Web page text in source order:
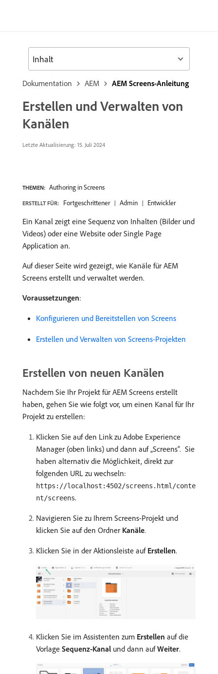
Dokumentation AEM AEM Screens-Anleitung
Erstellen und Verwalten von
Kanälen
Letzte Aktualisierung: 15. Juli 2024
THEMEN: Authoring in Screens
ERSTELLT FÜR: Fortgeschrittener Admin Entwickler
Ein Kanal zeigt eine Sequenz von Inhalten (Bilder und
Videos) oder eine Website oder Single Page
Application an.
Auf dieser Seite wird gezeigt, wie Kanäle für AEM
Screens erstellt und verwaltet werden.
Voraussetzungen:
Konfigurieren und Bereitstellen von Screens
Erstellen und Verwalten von Screens-Projekten
Erstellen von neuen Kanälen
Nachdem Sie Ihr Projekt für AEM Screens erstellt
haben, gehen Sie wie folgt vor, um einen Kanal für Ihr
Projekt zu erstellen:
Klicken Sie auf den Link zu Adobe Experience
Manager (oben links) und dann auf „Screens“. Sie
haben alternativ die Möglichkeit, direkt zur
folgenden URL zu wechseln:
https://localhost:4502/screens.html/conte
nt/screens.
Navigieren Sie zu Ihrem Screens-Projekt und
klicken Sie auf den Ordner Kanäle.
Klicken Sie in der Aktionsleiste auf Erstellen.
Klicken Sie im Assistenten zum Erstellen auf die
Vorlage Sequenz-Kanal und dann aufWeiter.
Inhalt